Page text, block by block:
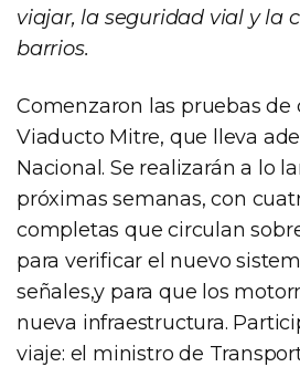
viajar, la seguridad vial y la
barrios.
Comenzaron las pruebas de
Viaducto Mitre, que lleva
Nacional. Se realizarán a lo
próximas semanas, con
completas que circulan
para verificar el nuevo
señales,y para que los
nueva infraestructura.
viaje: el ministro de